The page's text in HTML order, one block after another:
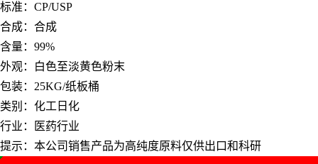
标准：CP/USP
合成：合成
含量：99%
外观：白色至淡黄色粉末
包装：25KG/纸板桶
类别：化工日化
行业：医药行业
提示：本公司销售产品为高纯度原料仅供出口和科研